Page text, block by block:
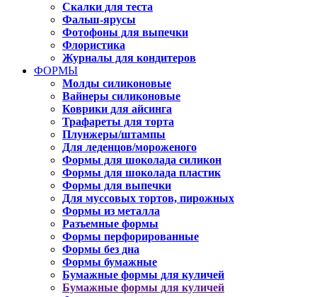
Скалки для теста
Фальш-ярусы
Фотофоны для выпечки
Флористика
Журналы для кондитеров
ФОРМЫ
Молды силиконовые
Вайнеры силиконовые
Коврики для айсинга
Трафареты для торта
Плунжеры/штампы
Для леденцов/мороженого
Формы для шоколада силикон
Формы для шоколада пластик
Формы для выпечки
Для муссовых тортов, пирожных
Формы из металла
Разъемные формы
Формы перфорированные
Формы без дна
Формы бумажные
Бумажные формы для куличей
Бумажные формы для куличей